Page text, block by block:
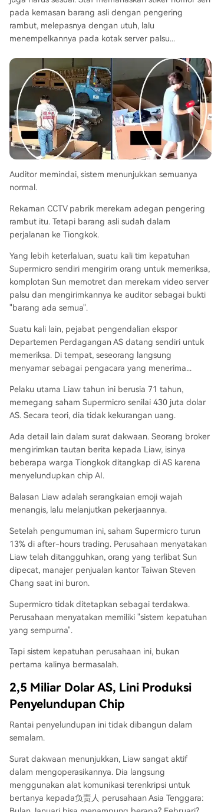
pada kemasan barang asli dengan pengering
rambut, melepasnya dengan utuh, lalu
menempelkannya pada kotak server palsu...
Auditor memindai, sistem menunjukkan semuanya
normal.
Rekaman CCTV pabrik merekam adegan pengering
rambut itu. Tetapi barang asli sudah dalam
perjalanan ke Tiongkok.
Yang lebih keterlaluan, suatu kali tim kepatuhan
Supermicro sendiri mengirim orang untuk memeriksa,
komplotan Sun memotret dan merekam video server
palsu dan mengirimkannya ke auditor sebagai bukti
"barang ada semua".
Suatu kali lain, pejabat pengendalian ekspor
Departemen Perdagangan AS datang sendiri untuk
memeriksa. Di tempat, seseorang langsung
menyamar sebagai pengacara yang menerima...
Pelaku utama Liaw tahun ini berusia 71 tahun,
memegang saham Supermicro senilai 430 juta dolar
AS. Secara teori, dia tidak kekurangan uang.
Ada detail lain dalam surat dakwaan. Seorang broker
mengirimkan tautan berita kepada Liaw, isinya
beberapa warga Tiongkok ditangkap di AS karena
menyelundupkan chip AI.
Balasan Liaw adalah serangkaian emoji wajah
menangis, lalu melanjutkan pekerjaannya.
Setelah pengumuman ini, saham Supermicro turun
13% di after-hours trading. Perusahaan menyatakan
Liaw telah ditangguhkan, orang yang terlibat Sun
dipecat, manajer penjualan kantor Taiwan Steven
Chang saat ini buron.
Supermicro tidak ditetapkan sebagai terdakwa.
Perusahaan menyatakan memiliki "sistem kepatuhan
yang sempurna".
Tapi sistem kepatuhan perusahaan ini, bukan
pertama kalinya bermasalah.
2,5 Miliar Dolar AS, Lini Produksi
Penyelundupan Chip
Rantai penyelundupan ini tidak dibangun dalam
semalam.
Surat dakwaan menunjukkan, Liaw sangat aktif
dalam mengoperasikannya. Dia langsung
menggunakan alat komunikasi terenkripsi untuk
bertanya kepada负责人 perusahaan Asia Tenggara: